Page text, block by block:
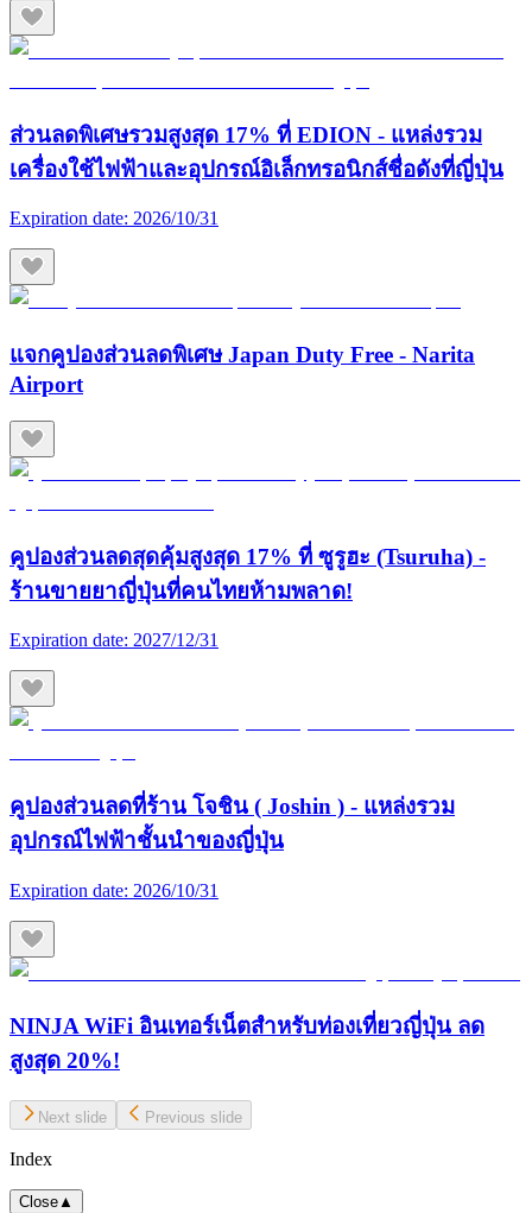
ส่วนลดพิเศษรวมสูงสุด 17% ที่ EDION - แหล่งรวม
เครื่องใช้ไฟฟ้าและอุปกรณ์อิเล็กทรอนิกส์ชื่อดังที่ญี่ปุ่น
Expiration date: 2026/10/31
แจกคูปองส่วนลดพิเศษ Japan Duty Free - Narita
Airport
คูปองส่วนลดสุดคุ้มสูงสุด 17% ที่ ซูรูฮะ (Tsuruha) -
ร้านขายยาญี่ปุ่นที่คนไทยห้ามพลาด!
Expiration date: 2027/12/31
คูปองส่วนลดที่ร้าน โจชิน ( Joshin ) - แหล่งรวม
อุปกรณ์ไฟฟ้าชั้นนำของญี่ปุ่น
Expiration date: 2026/10/31
NINJA WiFi อินเทอร์เน็ตสำหรับท่องเที่ยวญี่ปุ่น ลด
สูงสุด 20%!
Next slide Previous slide
Index
Close▲